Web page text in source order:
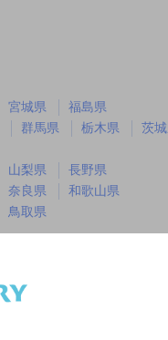
宮城県
福島県
群馬県 栃木県
茨
山梨県
長野県
奈良県
和歌山県
鳥取県